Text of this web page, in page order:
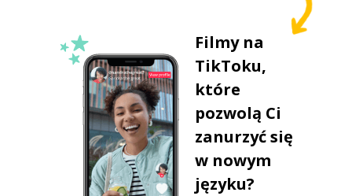
Filmy na
TikToku,
które
pozwolą Ci
zanurzyć się
w nowym
języku?